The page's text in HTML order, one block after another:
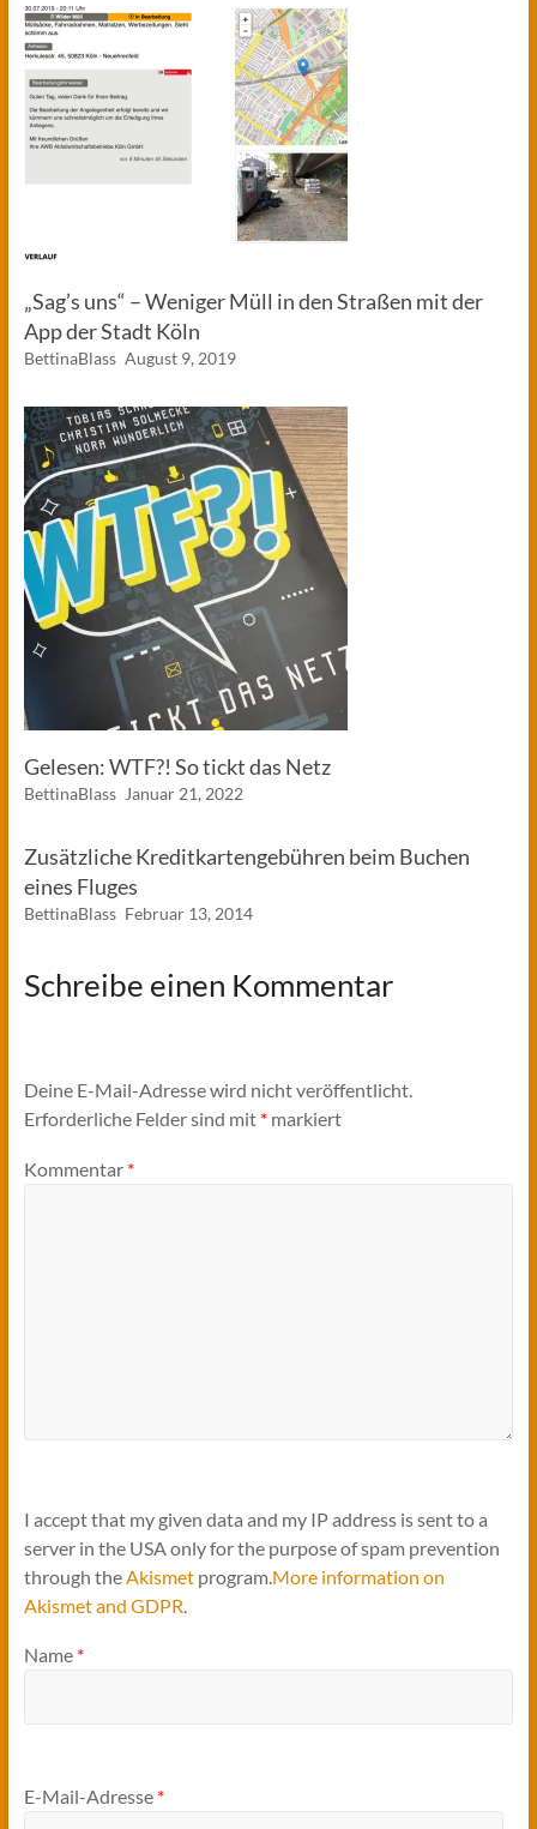
„Sag’s uns“ – Weniger Müll in den Straßen mit der
App der Stadt Köln
BettinaBlass August 9, 2019
Gelesen: WTF?! So tickt das Netz
BettinaBlass Januar 21, 2022
Zusätzliche Kreditkartengebühren beim Buchen
eines Fluges
BettinaBlass Februar 13, 2014
Schreibe einen Kommentar
Deine E-Mail-Adresse wird nicht veröffentlicht.
Erforderliche Felder sind mit *markiert
Kommentar *
I accept that my given data and my IP address is sent to a
server in the USA only for the purpose of spam prevention
through the Akismetprogram. More information on
Akismet and GDPR
Name *
E-Mail-Adresse *